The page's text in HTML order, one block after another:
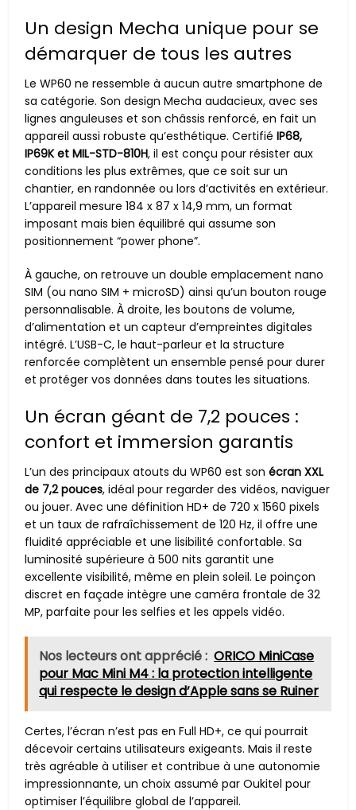
Un design Mecha unique pour se
démarquer de tous les autres
Le WP60 ne ressemble à aucun autre smartphone de
sa catégorie. Son design Mecha audacieux, avec ses
lignes anguleuses et son châssis renforcé, en fait un
appareil aussi robuste qu’esthétique. CertifiéIP68,
IP69K et MIL-STD-810H, il est conçu pour résister aux
conditions les plus extrêmes, que ce soit sur un
chantier, en randonnée ou lors d’activités en extérieur.
L’appareil mesure 184 x 87 x 14,9 mm, un format
imposant mais bien équilibré qui assume son
positionnement “power phone”.
À gauche, on retrouve un double emplacement nano
SIM (ou nano SIM + microSD) ainsi qu’un bouton rouge
personnalisable. À droite, les boutons de volume,
d’alimentation et un capteur d’empreintes digitales
intégré. L’USB-C, le haut-parleur et la structure
renforcée complètent un ensemble pensé pour durer
et protéger vos données dans toutes les situations.
Un écran géant de 7,2 pouces :
confort et immersion garantis
L’un des principaux atouts du WP60 est sonécran XXL
de 7,2 pouces, idéal pour regarder des vidéos, naviguer
ou jouer. Avec une définition HD+ de 720 x 1560 pixels
et un taux de rafraîchissement de 120 Hz, il offre une
fluidité appréciable et une lisibilité confortable. Sa
luminosité supérieure à 500 nits garantit une
excellente visibilité, même en plein soleil. Le poinçon
discret en façade intègre une caméra frontale de 32
MP, parfaite pour les selfies et les appels vidéo.
Nos lecteurs ont apprécié : ORICO MiniCase
pour Mac Mini M4 : la protection intelligente
qui respecte le design d’Apple sans se Ruiner
Certes, l’écran n’est pas en Full HD+, ce qui pourrait
décevoir certains utilisateurs exigeants. Mais il reste
très agréable à utiliser et contribue à une autonomie
impressionnante, un choix assumé par Oukitel pour
optimiser l’équilibre global de l’appareil.